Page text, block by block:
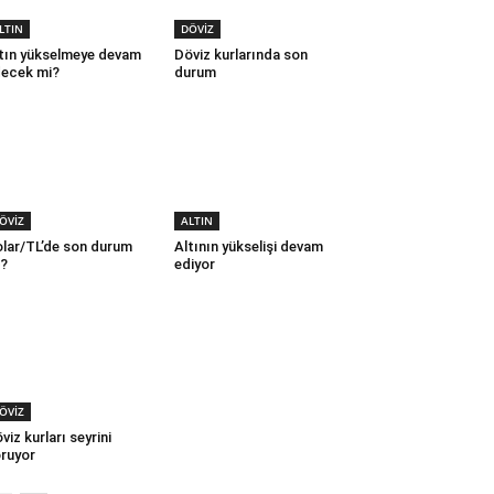
yükselmeye devam
mi?
DÖVİZ
Döviz kurlarında son
durum
TL’de son durum
ALTIN
Altının yükselişi devam
ediyor
kurları seyrini